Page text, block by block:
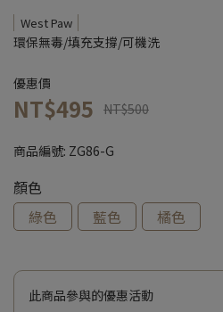
West Paw
環保無毒/填充支撐/可機洗
優惠價
NT$495 NT$500
商品編號: ZG86-G
顏色
綠色
藍色 橘色
此商品參與的優惠活動